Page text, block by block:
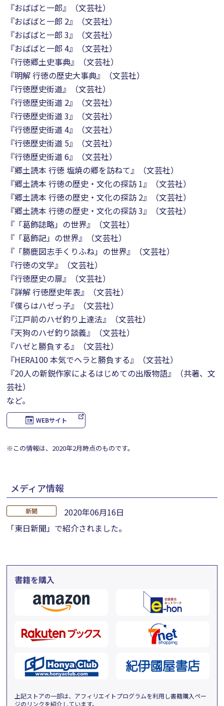
『おばばと一郎』（文芸社）
『おばばと一郎 2』（文芸社）
『おばばと一郎 3』（文芸社）
『おばばと一郎 4』（文芸社）
『行徳郷土史事典』（文芸社）
『明解 行徳の歴史大事典』（文芸社）
『行徳歴史街道』（文芸社）
『行徳歴史街道 2』（文芸社）
『行徳歴史街道 3』（文芸社）
『行徳歴史街道 4』（文芸社）
『行徳歴史街道 5』（文芸社）
『行徳歴史街道 6』（文芸社）
『郷土読本 行徳 塩焼の郷を訪ねて』（文芸社）
『郷土読本 行徳の歴史・文化の探訪 1』（文芸社）
『郷土読本 行徳の歴史・文化の探訪 2』（文芸社）
『郷土読本 行徳の歴史・文化の探訪 3』（文芸社）
『「葛飾誌略」の世界』（文芸社）
『「葛飾記」の世界』（文芸社）
『「勝鹿図志手くりふね」の世界』（文芸社）
『行徳の文学』（文芸社）
『行徳歴史の扉』（文芸社）
『詳解 行徳歴史年表』（文芸社）
『僕らはハゼっ子』（文芸社）
『江戸前のハゼ釣り上達法』（文芸社）
『天狗のハゼ釣り談義』（文芸社）
『ハゼと勝負する』（文芸社）
『HERA100 本気でヘラと勝負する』（文芸社）
『20人の新鋭作家によるはじめての出版物語』（共著、文
芸社）
など。
WEBサイト
※この情報は、2020年2月時点のものです。
メディア情報
新聞
2020年06月16日
「東日新聞」で紹介されました。
書籍を購入
上記ストアの一部は、アフィリエイトプログラムを利用し書籍購入ペー
ジのリンクを紹介しています。